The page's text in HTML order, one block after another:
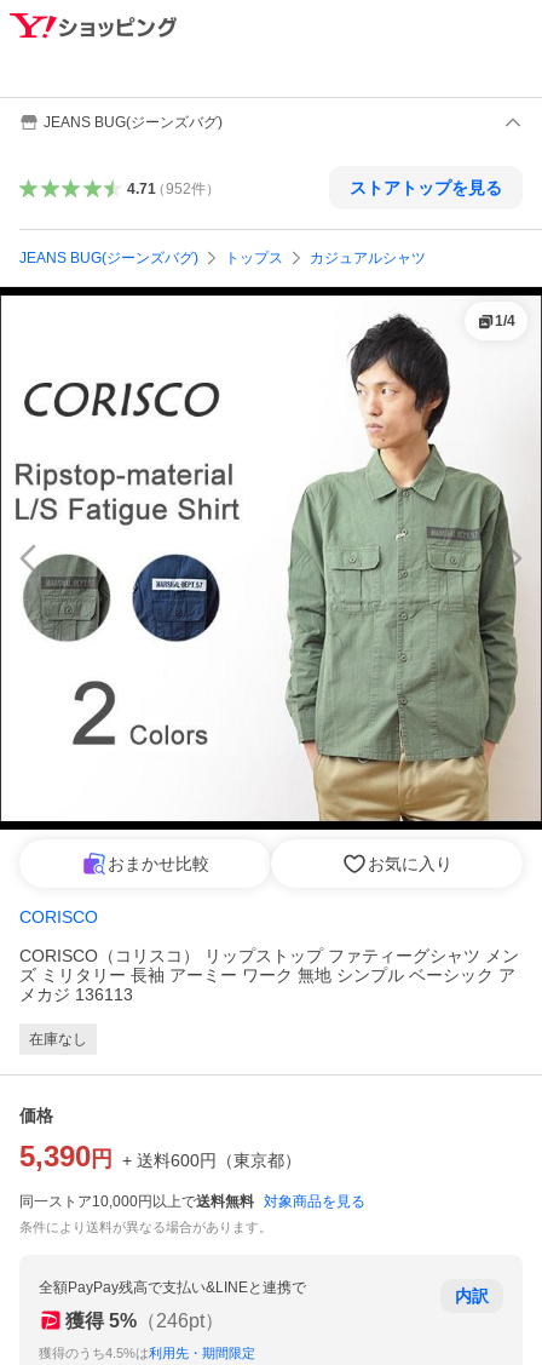
JEANS BUG(ジーンズバグ)
4.71（952件） ストアトップを見る
JEANS BUG(ジーンズバグ) トップス カジュアルシャツ
1/4
おまかせ比較 お気に入り
CORISCO
CORISCO（コリスコ） リップストップ ファティーグシャツ メン
ズ ミリタリー 長袖 アーミー ワーク 無地 シンプル ベーシック ア
メカジ 136113
在庫なし
価格
5,390 円 + 送料600円 （東京都）
同一ストア10,000円以上で送料無料 対象商品を見る
条件により送料が異なる場合があります。
全額PayPay残高で支払い&LINEと連携で
獲得 5% （246pt）
獲得のうち4.5%は利用先・期間限定
内訳